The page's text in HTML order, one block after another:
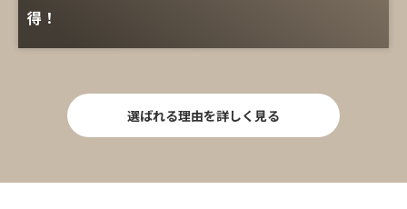
得！
選ばれる理由を詳しく見る